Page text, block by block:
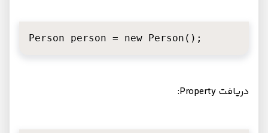
Person person = new Person();
دریافت Property: